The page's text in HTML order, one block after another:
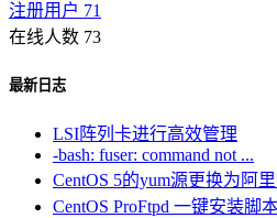
注册用户 71
在线人数 73
最新日志
LSI阵列卡进行高效管理
-bash: fuser: command not ...
CentOS 5的yum源更换为阿
CentOS ProFtpd 一键安装脚